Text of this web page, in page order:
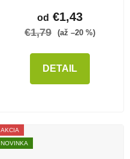
od €1,43
€1,79 (až –20 %)
DETAIL
AKCIA
NOVINKA